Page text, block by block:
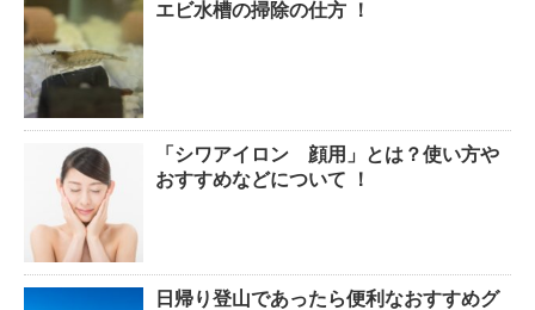
点滴でできたむくみを簡単に解
郵便局に転居届を！一人暮しの
第一歩
エビ水槽の掃除の仕方 ！
「シワアイロン 顔用」とは？使い方や
おすすめなどについて ！
日帰り登山であったら便利なおすすめグ